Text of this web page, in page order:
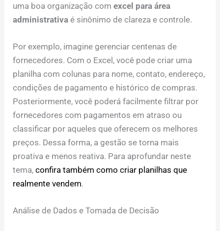
uma boa organização comexcel para área
administrativa é sinônimo de clareza e controle.
Por exemplo, imagine gerenciar centenas de
fornecedores. Com o Excel, você pode criar uma
planilha com colunas para nome, contato, endereço,
condições de pagamento e histórico de compras.
Posteriormente, você poderá facilmente filtrar por
fornecedores com pagamentos em atraso ou
classificar por aqueles que oferecem os melhores
preços. Dessa forma, a gestão se torna mais
proativa e menos reativa. Para aprofundar neste
tema,confira também como criar planilhas que
realmente vendem.
Análise de Dados e Tomada de Decisão